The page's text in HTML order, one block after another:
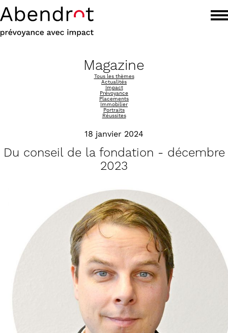
Magazine
Tous les thèmes
Actualités
Impact
Prévoyance
Placements
Immobilier
Portraits
Réussites
18 janvier 2024
Du conseil de la fondation - décembre
2023